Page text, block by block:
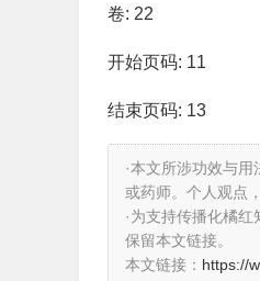
卷: 22
开始页码: 11
结束页码: 13
·本文所涉功效与
或药师。个人观点
·为支持传播化橘
保留本文链接。
本文链接： https://